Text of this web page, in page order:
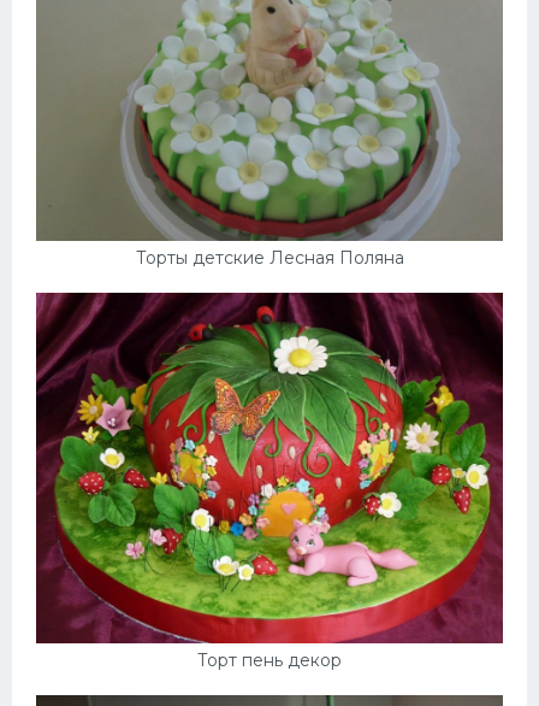
Торты детские Лесная Поляна
Торт пень декор